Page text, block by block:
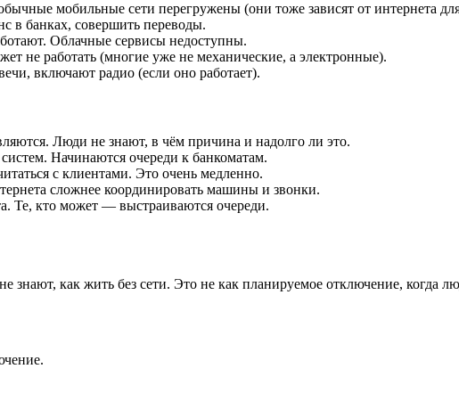
мобильные сети перегружены (они тоже зависят от интернета
в банках, совершить переводы.
Облачные сервисы недоступны.
не работать (многие уже не механические, а электронные).
включают радио (если оно работает).
Люди не знают, в чём причина и надолго ли это.
Начинаются очереди к банкоматам.
с клиентами. Это очень медленно.
сложнее координировать машины и звонки.
Те, кто может — выстраиваются очереди.
как жить без сети. Это не как планируемое отключение, когда